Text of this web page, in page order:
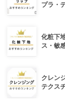
プラ・
化粧下
ス・敏
クレン
テクス